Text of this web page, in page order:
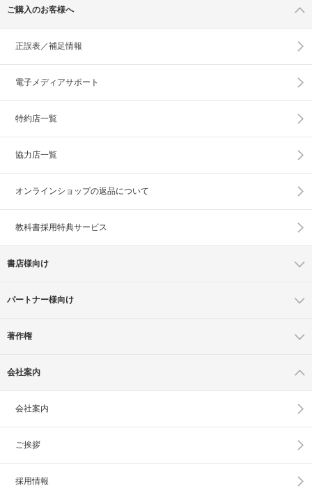
ご購入のお客様へ
正誤表／補足情報
電子メディアサポート
特約店一覧
協力店一覧
オンラインショップの返品について
教科書採用特典サービス
書店様向け
パートナー様向け
著作権
会社案内
会社案内
ご挨拶
採用情報